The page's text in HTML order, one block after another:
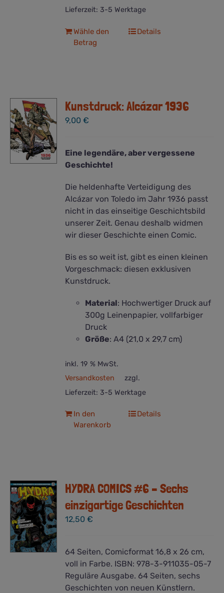
Lieferzeit: 3-5 Werktage
Wähle den
Betrag
Dieses
Die
der
werden
Details
Kunstdruck: Alcázar 1936
9,00€
Eine legendäre, aber vergessene
Geschichte!
Die heldenhafte Verteidigung des
Alcázar von Toledo im Jahr 1936 passt
nicht in das einseitige Geschichtsbild
unserer Zeit. Genau deshalb widmen
wir dieser Geschichte einen Comic.
Bis es so weit ist, gibt es einen kleinen
Vorgeschmack: diesen exklusiven
Kunstdruck.
Material: Hochwertiger Druck auf
300g Leinenpapier, vollfarbiger
Druck
Größe: A4 (21,0 x 29,7 cm)
inkl. 19 % MwSt.
zzgl.
Versandkosten
Lieferzeit: 3-5 Werktage
In den
Warenkorb
Details
HYDRA COMICS #6 – Sechs
einzigartige Geschichten
12,50€
64 Seiten, Comicformat 16,8 x 26 cm,
voll in Farbe. ISBN: 978-3-911035-05-7
Reguläre Ausgabe. 64 Seiten, sechs
Geschichten von neuen Künstlern.